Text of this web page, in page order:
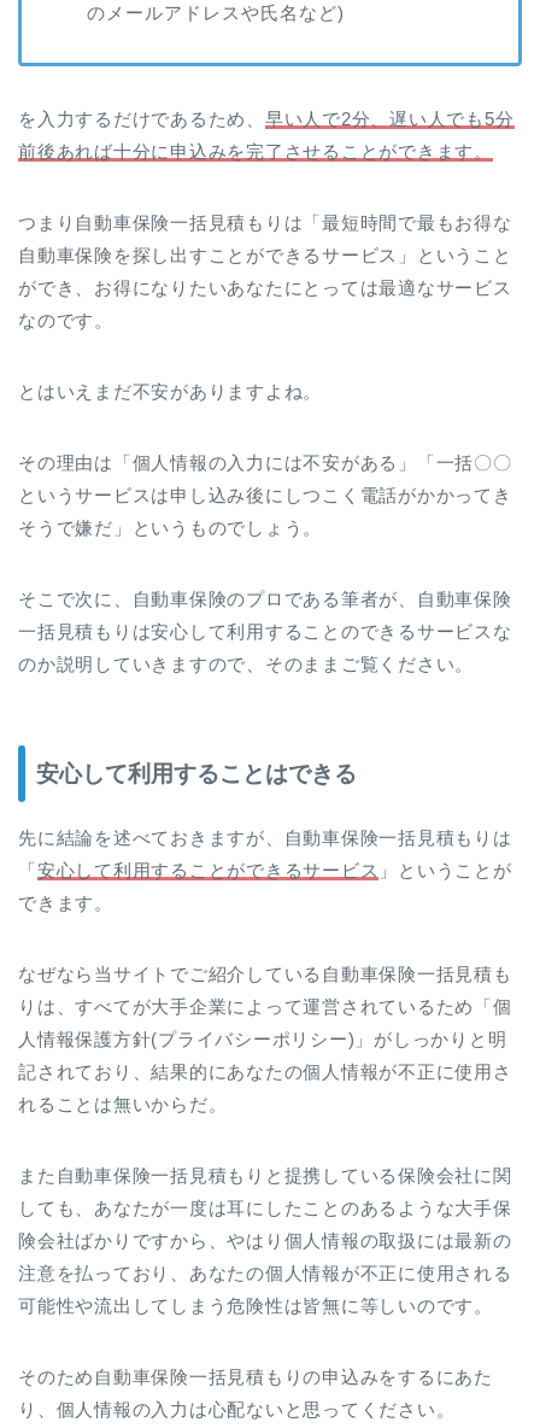
のメールアドレスや氏名など)
を入力するだけであるため、 早い人で2分、遅い人でも5分
前後あれば十分に申込みを完了させることができます。
つまり自動車保険一括見積もりは「最短時間で最もお得な
自動車保険を探し出すことができるサービス」ということ
ができ、お得になりたいあなたにとっては最適なサービス
なのです。
とはいえまだ不安がありますよね。
その理由は「個人情報の入力には不安がある」「一括〇〇
というサービスは申し込み後にしつこく電話がかかってき
そうで嫌だ」というものでしょう。
そこで次に、自動車保険のプロである筆者が、自動車保険
一括見積もりは安心して利用することのできるサービスな
のか説明していきますので、そのままご覧ください。
安心して利用することはできる
先に結論を述べておきますが、自動車保険一括見積もりは
「安心して利用することができるサービス 」ということが
できます。
なぜなら当サイトでご紹介している自動車保険一括見積も
りは、すべてが大手企業によって運営されているため「個
人情報保護方針(プライバシーポリシー)」がしっかりと明
記されており、結果的にあなたの個人情報が不正に使用さ
れることは無いからだ。
また自動車保険一括見積もりと提携している保険会社に関
しても、あなたが一度は耳にしたことのあるような大手保
険会社ばかりですから、やはり個人情報の取扱には最新の
注意を払っており、あなたの個人情報が不正に使用される
可能性や流出してしまう危険性は皆無に等しいのです。
そのため自動車保険一括見積もりの申込みをするにあた
り、個人情報の入力は心配ないと思ってください。